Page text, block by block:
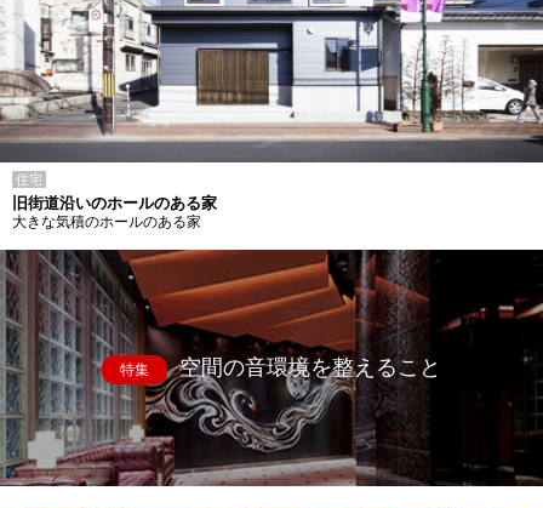
住宅
旧街道沿いのホールのある家
大きな気積のホールのある家
特集 空間の音環境を整えること